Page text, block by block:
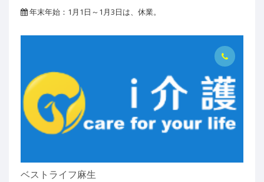
年末年始：1月1日～1月3日は、休業。
ベストライフ麻生